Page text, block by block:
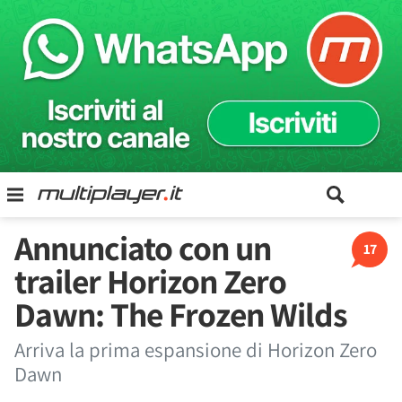
17
Annunciato con un
trailer Horizon Zero
Dawn: The Frozen Wilds
Arriva la prima espansione di Horizon Zero
Dawn